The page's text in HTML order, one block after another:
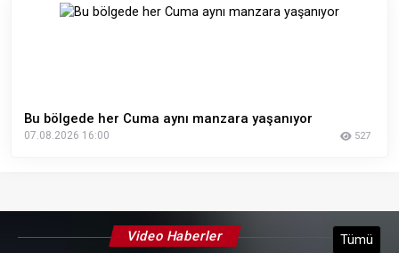
Bu bölgede her Cuma aynı manzara yaşanıyor
07.08.2026 16:00 527
Video Haberler Tümü